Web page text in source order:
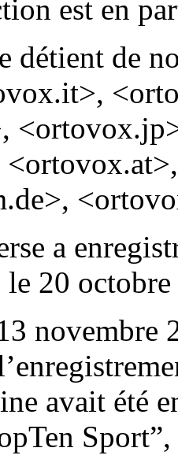
est en
détient de
a
20
novembre
avait été